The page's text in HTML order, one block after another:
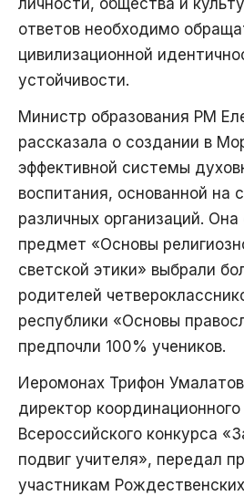
личности, общества и
ответов необходимо
цивилизационной
устойчивости.
Министр образования РМ
рассказала о создании в
эффективной системы
воспитания, основанной на
различных организаций.
предмет «Основы
светской этики» выбрали
родителей
республики «Основы
предпочли 100% учеников.
Иеромонах Трифон
директор
Всероссийского конкурса
подвиг учителя», передал
участникам